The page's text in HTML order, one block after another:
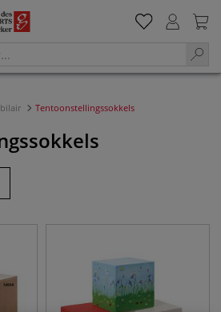
Tentoonstellingssokkels